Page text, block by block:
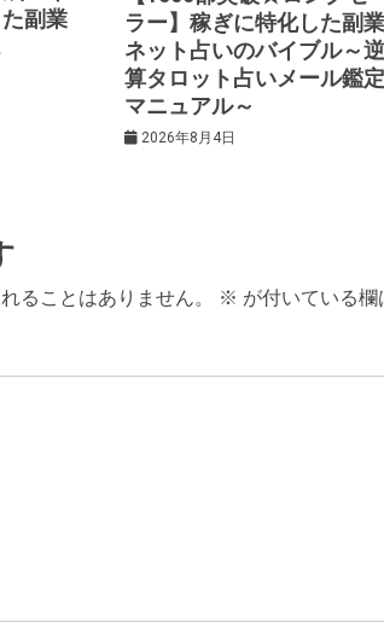
副業
ラー】稼ぎに特化した副業
ネット占いのバイブル～逆
算タロット占いメール鑑定
マニュアル～
2026年8月4日
ることはありません。 ※ が付いている